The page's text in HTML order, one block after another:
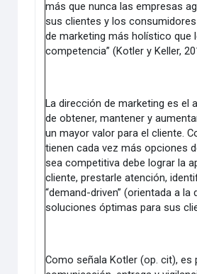
más que nunca las empresas
sus clientes y los
de marketing más holístico que
competencia” (Kotler y Keller,
La dirección de marketing es el
de obtener, mantener y
un mayor valor para el cliente.
tienen cada vez más opciones
sea competitiva debe lograr la
cliente, prestarle atención,
“demand-driven” (orientada a
soluciones óptimas para sus
Como señala Kotler (op. cit),